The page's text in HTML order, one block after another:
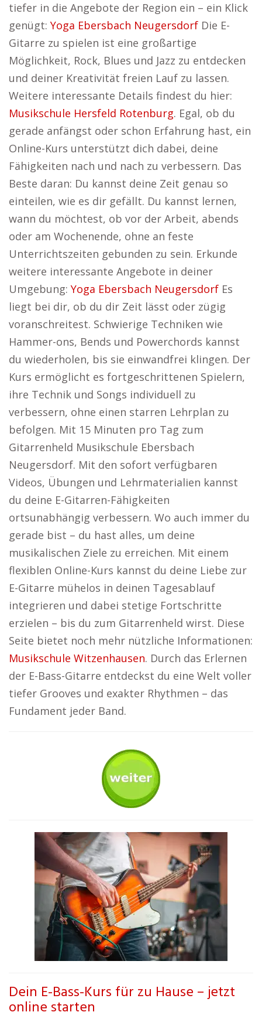
tiefer in die Angebote der Region ein – ein Klick
genügt: Yoga Ebersbach Neugersdorf Die E-
Gitarre zu spielen ist eine großartige
Möglichkeit, Rock, Blues und Jazz zu entdecken
und deiner Kreativität freien Lauf zu lassen.
Weitere interessante Details findest du hier:
Musikschule Hersfeld Rotenburg. Egal, ob du
gerade anfängst oder schon Erfahrung hast, ein
Online-Kurs unterstützt dich dabei, deine
Fähigkeiten nach und nach zu verbessern. Das
Beste daran: Du kannst deine Zeit genau so
einteilen, wie es dir gefällt. Du kannst lernen,
wann du möchtest, ob vor der Arbeit, abends
oder am Wochenende, ohne an feste
Unterrichtszeiten gebunden zu sein. Erkunde
weitere interessante Angebote in deiner
Umgebung: Yoga Ebersbach Neugersdorf Es
liegt bei dir, ob du dir Zeit lässt oder zügig
voranschreitest. Schwierige Techniken wie
Hammer-ons, Bends und Powerchords kannst
du wiederholen, bis sie einwandfrei klingen. Der
Kurs ermöglicht es fortgeschrittenen Spielern,
ihre Technik und Songs individuell zu
verbessern, ohne einen starren Lehrplan zu
befolgen. Mit 15 Minuten pro Tag zum
Gitarrenheld Musikschule Ebersbach
Neugersdorf. Mit den sofort verfügbaren
Videos, Übungen und Lehrmaterialien kannst
du deine E-Gitarren-Fähigkeiten
ortsunabhängig verbessern. Wo auch immer du
gerade bist – du hast alles, um deine
musikalischen Ziele zu erreichen. Mit einem
flexiblen Online-Kurs kannst du deine Liebe zur
E-Gitarre mühelos in deinen Tagesablauf
integrieren und dabei stetige Fortschritte
erzielen – bis du zum Gitarrenheld wirst. Diese
Seite bietet noch mehr nützliche Informationen:
Musikschule Witzenhausen. Durch das Erlernen
der E-Bass-Gitarre entdeckst du eine Welt voller
tiefer Grooves und exakter Rhythmen – das
Fundament jeder Band.
Dein E-Bass-Kurs für zu Hause – jetzt
online starten